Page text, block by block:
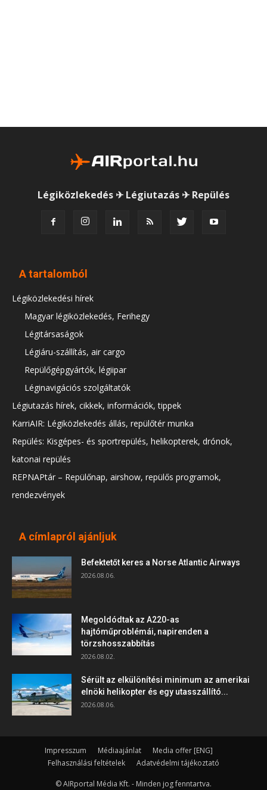
Légiközlekedés ✈ Légiutazás ✈ Repülés
A tartalomból
Légiközlekedési hírek
Magyar légiközlekedés, Ferihegy
Légitársaságok
Légiáru-szállítás, air cargo
Repülőgépgyártók, légiipar
Léginavigációs szolgáltatók
Légiutazás hírek, cikkek, információk, tippek
KarriAIR: Légiközlekedés állás, repülőtér munka
Repülés: Kisgépes- és sportrepülés, helikopterek, drónok,
katonai repülés
REPNAPtár – Repülőnap, airshow, repülős programok,
rendezvények
A címlapról ajánljuk
Befektetőt keres a Norse Atlantic Airways
2026.08.06.
Megoldódtak az A220-as
hajtóműproblémái, napirenden a
törzshosszabbítás
2026.08.02.
Sérült az elkülönítési minimum az amerikai
elnöki helikopter és egy utasszállító...
2026.08.06.
Impresszum Médiaajánlat
Media offer [ENG]
Felhasználási feltételek
Adatvédelmi tájékoztató
© AIRportal Média Kft. - Minden jog fenntartva.